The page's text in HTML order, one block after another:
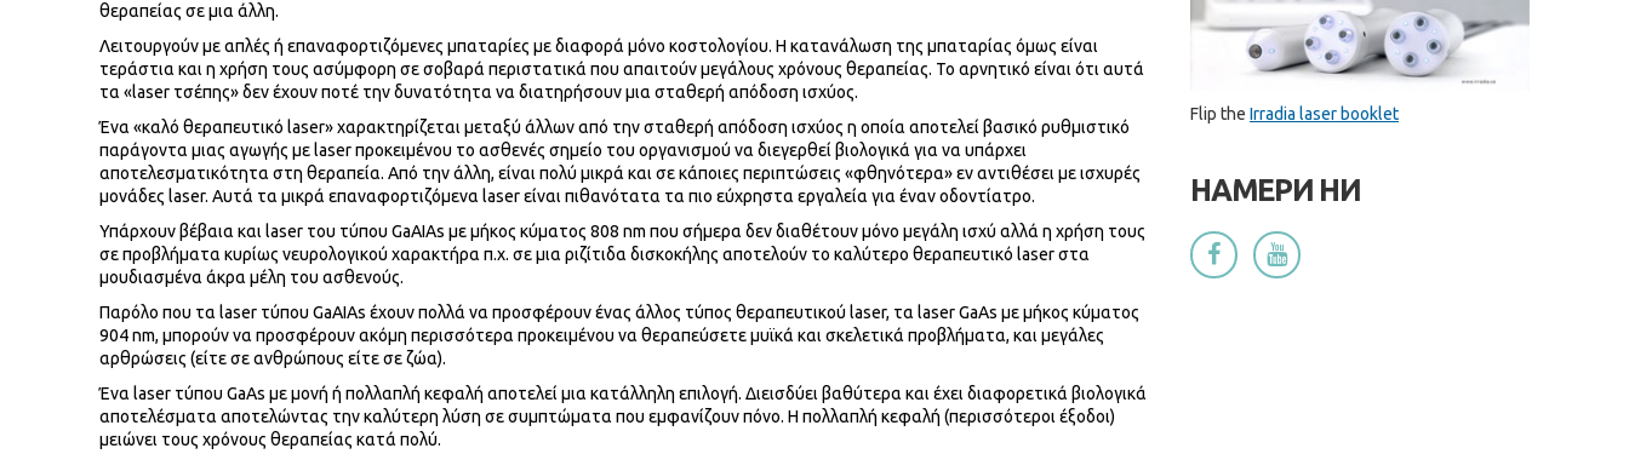
θεραπείας σε μια άλλη.
Λειτουργούν με απλές ή επαναφορτιζόμενες μπαταρίες με διαφορά μόνο κοστολογίου. Η κατανάλωση της μπαταρίας όμως είναι
τεράστια και η χρήση τους ασύμφορη σε σοβαρά περιστατικά που απαιτούν μεγάλους χρόνους θεραπείας. Το αρνητικό είναι ότι αυτά
τα «laser τσέπης» δεν έχουν ποτέ την δυνατότητα να διατηρήσουν μια σταθερή απόδοση ισχύος.
Ένα «καλό θεραπευτικό laser» χαρακτηρίζεται μεταξύ άλλων από την σταθερή απόδοση ισχύος η οποία αποτελεί βασικό ρυθμιστικό
παράγοντα μιας αγωγής με laser προκειμένου το ασθενές σημείο του οργανισμού να διεγερθεί βιολογικά για να υπάρχει
αποτελεσματικότητα στη θεραπεία. Από την άλλη, είναι πολύ μικρά και σε κάποιες περιπτώσεις «φθηνότερα» εν αντιθέσει με ισχυρές
μονάδες laser. Αυτά τα μικρά επαναφορτιζόμενα laser είναι πιθανότατα τα πιο εύχρηστα εργαλεία για έναν οδοντίατρο.
Υπάρχουν βέβαια και laser του τύπου GaAIAs με μήκος κύματος 808 nm που σήμερα δεν διαθέτουν μόνο μεγάλη ισχύ αλλά η χρήση τους
σε προβλήματα κυρίως νευρολογικού χαρακτήρα π.χ. σε μια ριζίτιδα δισκοκήλης αποτελούν το καλύτερο θεραπευτικό laser στα
μουδιασμένα άκρα μέλη του ασθενούς.
Παρόλο που τα laser τύπου GaAIAs έχουν πολλά να προσφέρουν ένας άλλος τύπος θεραπευτικού laser, τα laser GaAs με μήκος κύματος
904 nm, μπορούν να προσφέρουν ακόμη περισσότερα προκειμένου να θεραπεύσετε μυϊκά και σκελετικά προβλήματα, και μεγάλες
αρθρώσεις (είτε σε ανθρώπους είτε σε ζώα).
Ένα laser τύπου GaAs με μονή ή πολλαπλή κεφαλή αποτελεί μια κατάλληλη επιλογή. Διεισδύει βαθύτερα και έχει διαφορετικά βιολογικά
αποτελέσματα αποτελώντας την καλύτερη λύση σε συμπτώματα που εμφανίζουν πόνο. Η πολλαπλή κεφαλή (περισσότεροι έξοδοι)
μειώνει τους χρόνους θεραπείας κατά πολύ.
Flip the Irradia laser booklet
НАМЕРИ НИ